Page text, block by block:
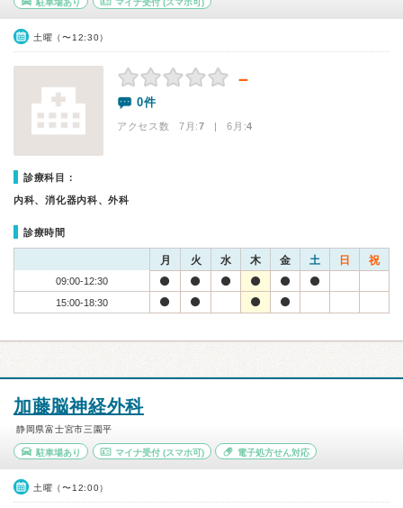
駐車場あり マイナ受付(スマホ可)
土曜（〜12:30）
－
0件
アクセス数 7月:7 | 6月:4
診療科目：
内科、消化器内科、外科
診療時間
月 火 水 木 金 土 日 祝
09:00-12:30
15:00-18:30
加藤脳神経外科
静岡県富士宮市三園平
駐車場あり マイナ受付(スマホ可) 電子処方せん対応
土曜（〜12:00）